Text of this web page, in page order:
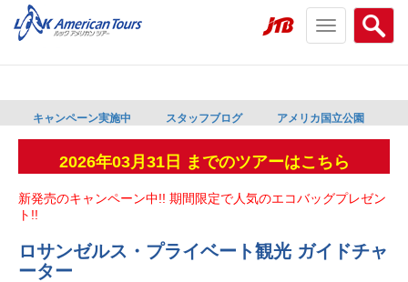
Search
menu
Toggle
navigation
キャンペーン実施中 スタッフブログ アメリカ国立公園
2026年03月31日 までのツアーはこちら
新発売のキャンペーン中!! 期間限定で人気のエコバッグプレゼン
ト!!
ロサンゼルス・プライベート観光 ガイドチャ
ーター